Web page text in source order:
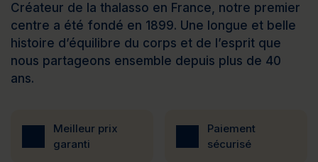
Créateur de la thalasso en France, notre premier
centre a été fondé en 1899. Une longue et belle
histoire d’équilibre du corps et de l’esprit que
nous partageons ensemble depuis plus de 40
ans.
Meilleur prix
garanti
Paiement
sécurisé